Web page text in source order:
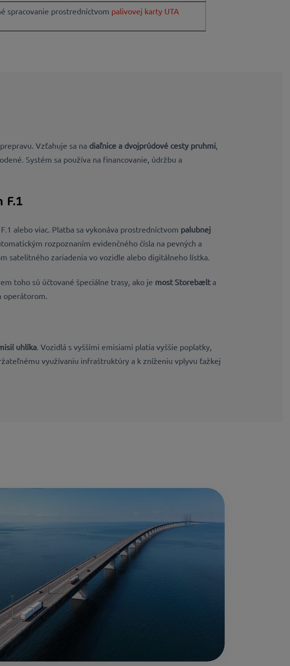
spracovanie prostredníctvom palivovej karty UTA
Vzťahuje sa na diaľnice a dvojprúdové cesty pruhmi
Systém sa používa na financovanie, údržbu a
F.1
alebo viac. Platba sa vykonáva prostredníctvom palubnej
rozpoznaním evidenčného čísla na pevných a
satelitného zariadenia vo vozidle alebo digitálneho lístka.
toho sú účtované špeciálne trasy, ako je most Storebælta
operátorom.
uhlíka . Vozidlá s vyššími emisiami platia vyššie poplatky,
využívaniu infraštruktúry a k zníženiu vplyvu ťažkej